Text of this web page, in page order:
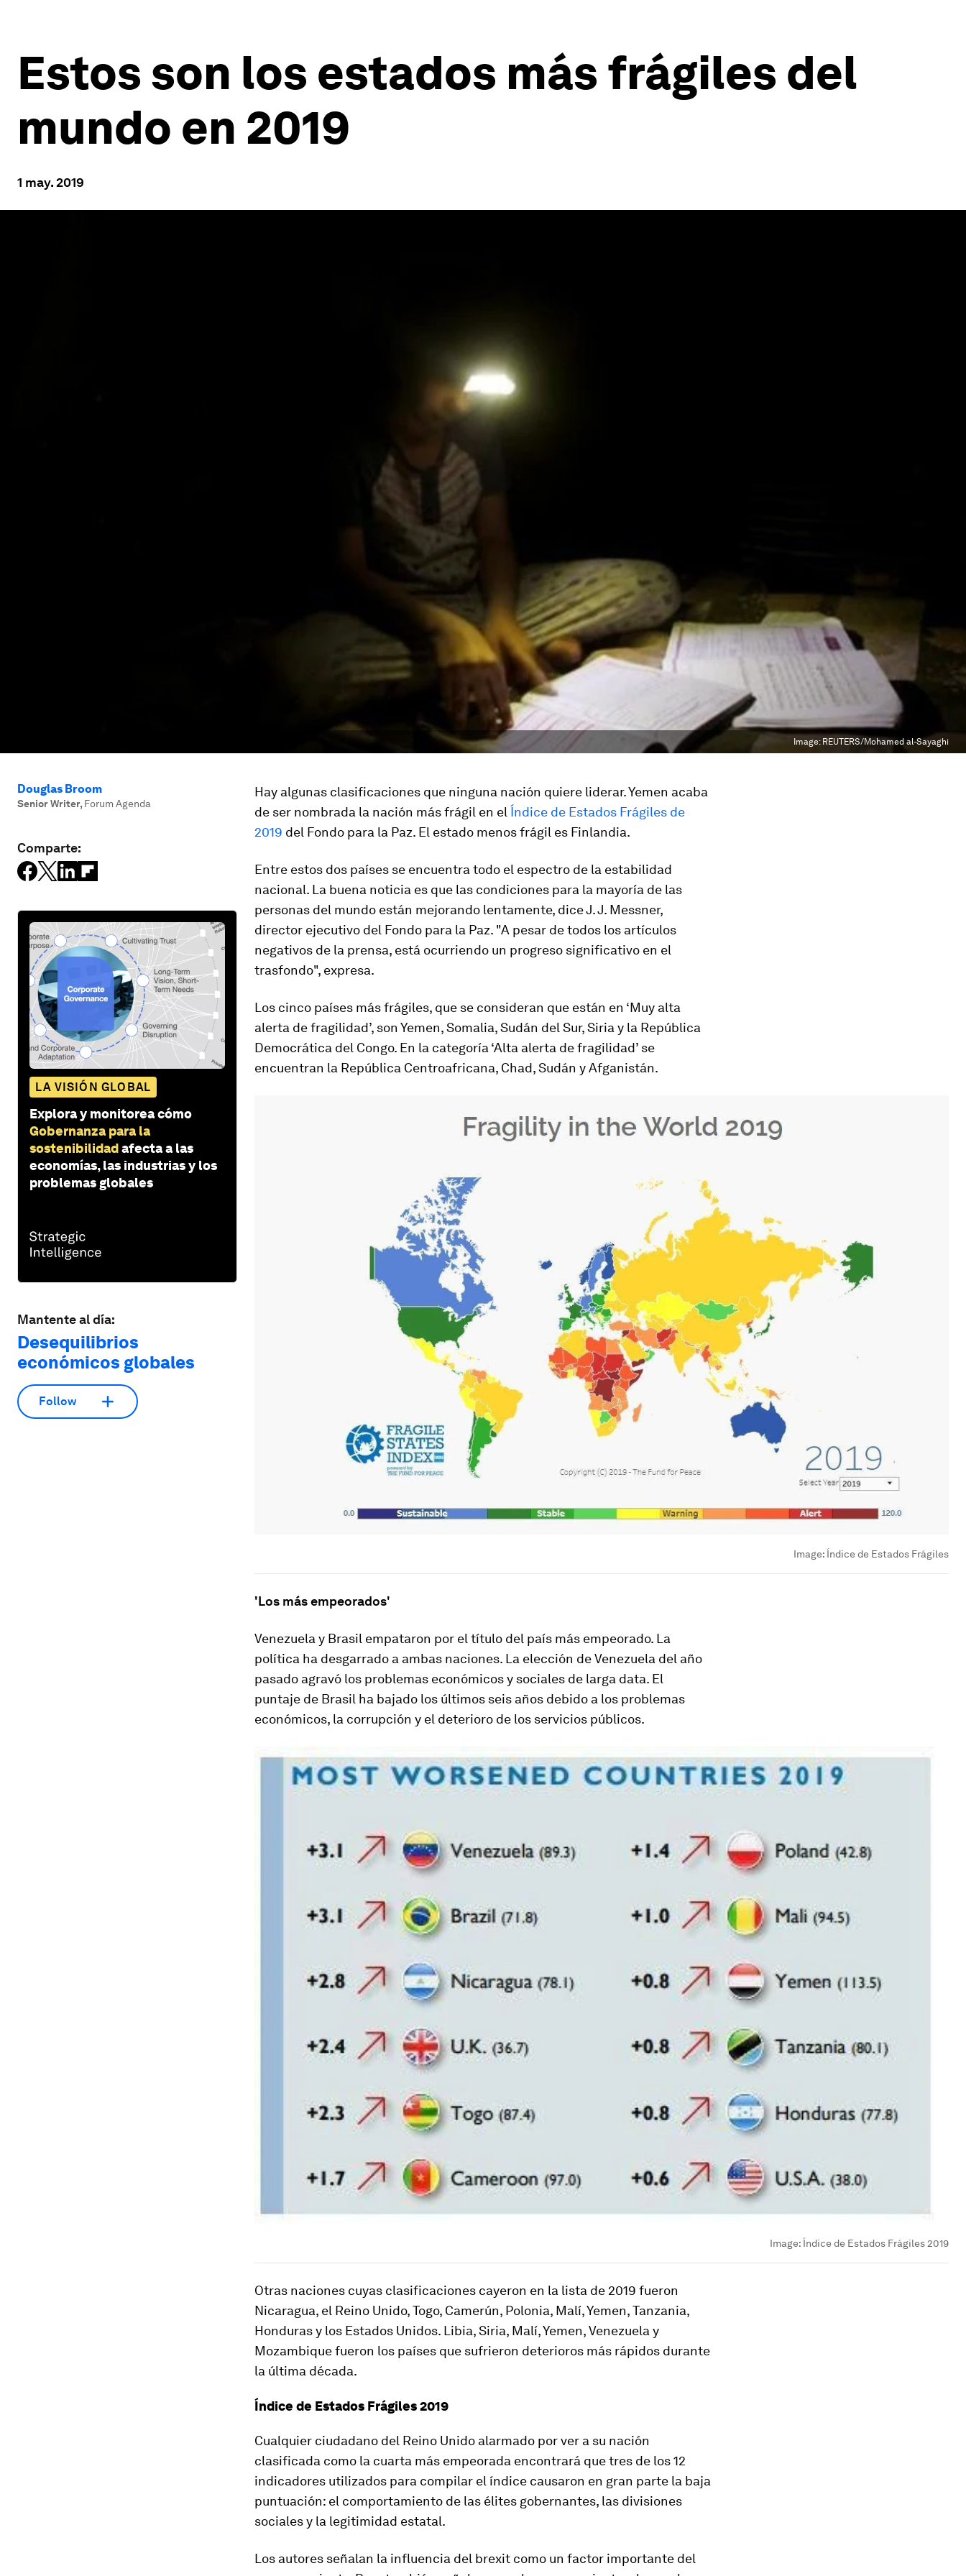
Estos son los estados más frágiles del
mundo en 2019
1 may. 2019
Image: REUTERS/Mohamed al-Sayaghi
Douglas Broom
Senior Writer, Forum Agenda
Comparte:
LA VISIÓN GLOBAL
Explora y monitorea cómo
Gobernanza para la
sostenibilidadafecta a las
economías, las industrias y los
problemas globales
Mantente al día:
Desequilibrios
económicos globales
Follow
Hay algunas clasificaciones que ninguna nación quiere liderar. Yemen acaba
de ser nombrada la nación más frágil en el Índice de Estados Frágiles de
2019 del Fondo para la Paz. El estado menos frágil es Finlandia.
Entre estos dos países se encuentra todo el espectro de la estabilidad
nacional. La buena noticia es que las condiciones para la mayoría de las
personas del mundo están mejorando lentamente, dice J. J. Messner,
director ejecutivo del Fondo para la Paz. "A pesar de todos los artículos
negativos de la prensa, está ocurriendo un progreso significativo en el
trasfondo", expresa.
Los cinco países más frágiles, que se consideran que están en ‘Muy alta
alerta de fragilidad’, son Yemen, Somalia, Sudán del Sur, Siria y la República
Democrática del Congo. En la categoría ‘Alta alerta de fragilidad’ se
encuentran la República Centroafricana, Chad, Sudán y Afganistán.
Image: Índice de Estados Frágiles
'Los más empeorados'
Venezuela y Brasil empataron por el título del país más empeorado. La
política ha desgarrado a ambas naciones. La elección de Venezuela del año
pasado agravó los problemas económicos y sociales de larga data. El
puntaje de Brasil ha bajado los últimos seis años debido a los problemas
económicos, la corrupción y el deterioro de los servicios públicos.
Image: Índice de Estados Frágiles 2019
Otras naciones cuyas clasificaciones cayeron en la lista de 2019 fueron
Nicaragua, el Reino Unido, Togo, Camerún, Polonia, Malí, Yemen, Tanzania,
Honduras y los Estados Unidos. Libia, Siria, Malí, Yemen, Venezuela y
Mozambique fueron los países que sufrieron deterioros más rápidos durante
la última década.
Índice de Estados Frágiles 2019
Cualquier ciudadano del Reino Unido alarmado por ver a su nación
clasificada como la cuarta más empeorada encontrará que tres de los 12
indicadores utilizados para compilar el índice causaron en gran parte la baja
puntuación: el comportamiento de las élites gobernantes, las divisiones
sociales y la legitimidad estatal.
Los autores señalan la influencia del brexit como un factor importante del